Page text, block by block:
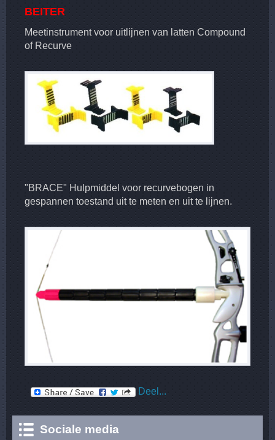
BEITER
Meetinstrument voor uitlijnen van latten Compound
of Recurve
"BRACE" Hulpmiddel voor recurvebogen in
gespannen toestand uit te meten en uit te lijnen.
Deel...
Sociale media